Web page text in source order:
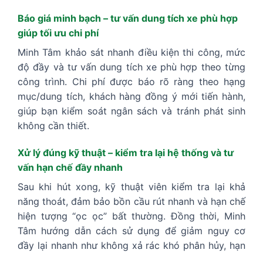
Báo giá minh bạch – tư vấn dung tích xe phù hợp
giúp tối ưu chi phí
Minh Tâm khảo sát nhanh điều kiện thi công, mức
độ đầy và tư vấn dung tích xe phù hợp theo từng
công trình. Chi phí được báo rõ ràng theo hạng
mục/dung tích, khách hàng đồng ý mới tiến hành,
giúp bạn kiểm soát ngân sách và tránh phát sinh
không cần thiết.
Xử lý đúng kỹ thuật – kiểm tra lại hệ thống và tư
vấn hạn chế đầy nhanh
Sau khi hút xong, kỹ thuật viên kiểm tra lại khả
năng thoát, đảm bảo bồn cầu rút nhanh và hạn chế
hiện tượng “ọc ọc” bất thường. Đồng thời, Minh
Tâm hướng dẫn cách sử dụng để giảm nguy cơ
đầy lại nhanh như không xả rác khó phân hủy, hạn